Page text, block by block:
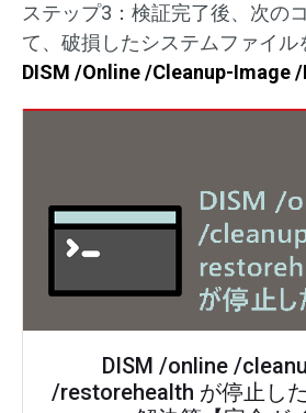
ステップ3：検証完了後、次の
て、破損したシステムファイル
DISM /Online /Cleanup-Image
DISM /online /
/restorehealth が停止し